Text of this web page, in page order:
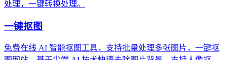
处理，一键转换处理。
一键抠图
免费在线 AI 智能抠图工具，支持批量处理多张图片，一键抠